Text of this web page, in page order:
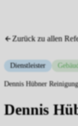
Zurück zu allen
Dienstleister
Dennis Hübner Reinigung
Dennis